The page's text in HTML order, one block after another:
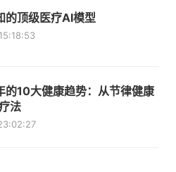
顶级医疗AI模型
10大健康趋势：从节律健康
法